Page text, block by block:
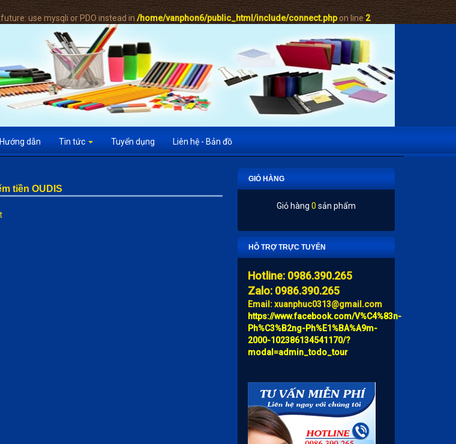
use mysqli or PDO instead in/home/vanphon6/public_html/include/connect.phpon line2
Hướng dẫn Tin tức Tuyển dụng Liên hệ - Bản đồ
tiền OUDIS
GIỎ HÀNG
Giỏ hàng 0 sản phẩm
HỖ TRỢ TRỰC TUYẾN
Hotline: 0986.390.265
Zalo: 0986.390.265
Email: xuanphuc0313@gmail.com
https://www.facebook.com/V%C4%83n-
Ph%C3%B2ng-Ph%E1%BA%A9m-
2000-102386134541170/?
modal=admin_todo_tour